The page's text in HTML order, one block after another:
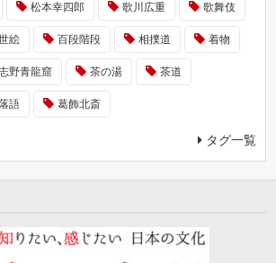
松本幸四郎 歌川広重 歌舞伎
絵 百段階段 相撲道 着物
野青龍窟 茶の湯 茶道
語 葛飾北斎
タグ一覧